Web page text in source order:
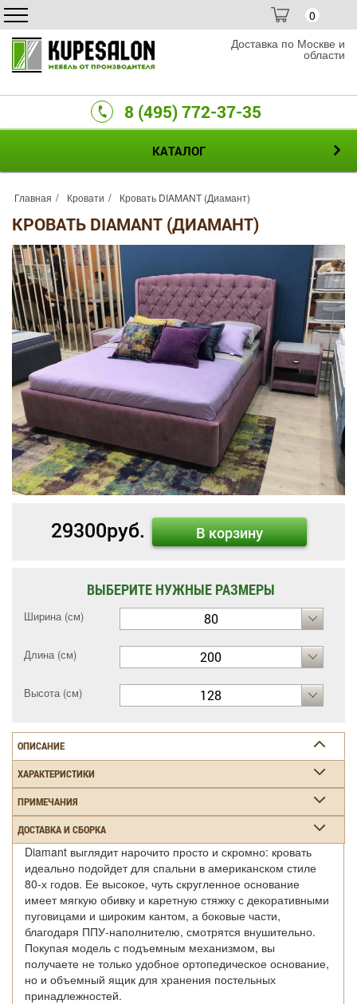
0
Доставка по Москве и
области
8 (495) 772-37-35
КАТАЛОГ
Главная Кровати Кровать DIAMANT (Диамант)
КРОВАТЬ DIAMANT (ДИАМАНТ)
29300руб. В корзину
ВЫБЕРИТЕ НУЖНЫЕ РАЗМЕРЫ
Ширина (см) 80
Длина (см) 200
Высота (см) 128
ОПИСАНИЕ
ХАРАКТЕРИСТИКИ
ПРИМЕЧАНИЯ
ДОСТАВКА И СБОРКА
Diamant выглядит нарочито просто и скромно: кровать
идеально подойдет для спальни в американском стиле
80-х годов. Ее высокое, чуть скругленное основание
имеет мягкую обивку и каретную стяжку с декоративными
пуговицами и широким кантом, а боковые части,
благодаря ППУ-наполнителю, смотрятся внушительно.
Покупая модель с подъемным механизмом, вы
получаете не только удобное ортопедическое основание,
но и объемный ящик для хранения постельных
принадлежностей.